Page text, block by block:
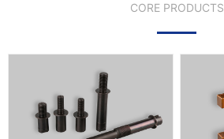
CORE PRODUCTS